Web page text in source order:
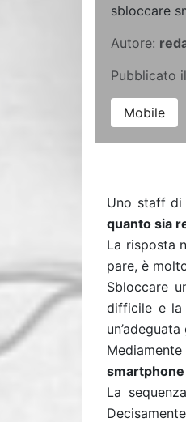
sbloccare
Autore:
Pubblicato
Mobile
Uno staff di
quanto sia
La risposta
pare, è
Sbloccare
difficile e la
La